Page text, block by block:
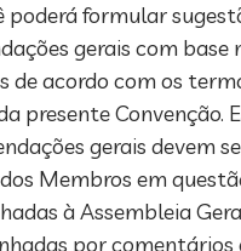
poderá formular
gerais com base
de acordo com os
presente Convenção.
gerais devem
Membros em
à Assembleia
por